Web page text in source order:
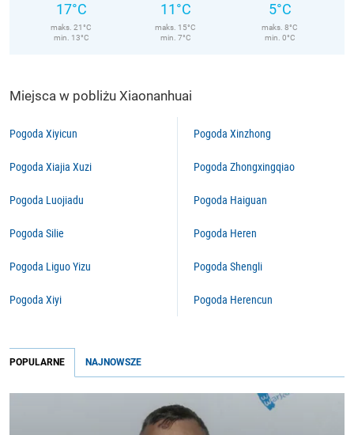
17°C
maks. 21°C
min. 13°C
11°C
maks. 15°C
min. 7°C
5°C
maks. 8°C
min. 0°C
Miejsca w pobliżu Xiaonanhuai
Pogoda Xiyicun
Pogoda Xiajia Xuzi
Pogoda Luojiadu
Pogoda Silie
Pogoda Liguo Yizu
Pogoda Xiyi
Pogoda Xinzhong
Pogoda Zhongxingqiao
Pogoda Haiguan
Pogoda Heren
Pogoda Shengli
Pogoda Herencun
POPULARNE NAJNOWSZE